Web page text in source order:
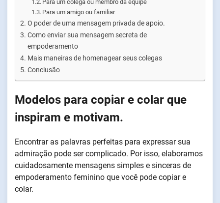
Para um colega ou membro da equipe
Para um amigo ou familiar
O poder de uma mensagem privada de apoio.
Como enviar sua mensagem secreta de
empoderamento
Mais maneiras de homenagear seus colegas
Conclusão
Modelos para copiar e colar que
inspiram e motivam.
Encontrar as palavras perfeitas para expressar sua
admiração pode ser complicado. Por isso, elaboramos
cuidadosamente mensagens simples e sinceras de
empoderamento feminino que você pode copiar e
colar.